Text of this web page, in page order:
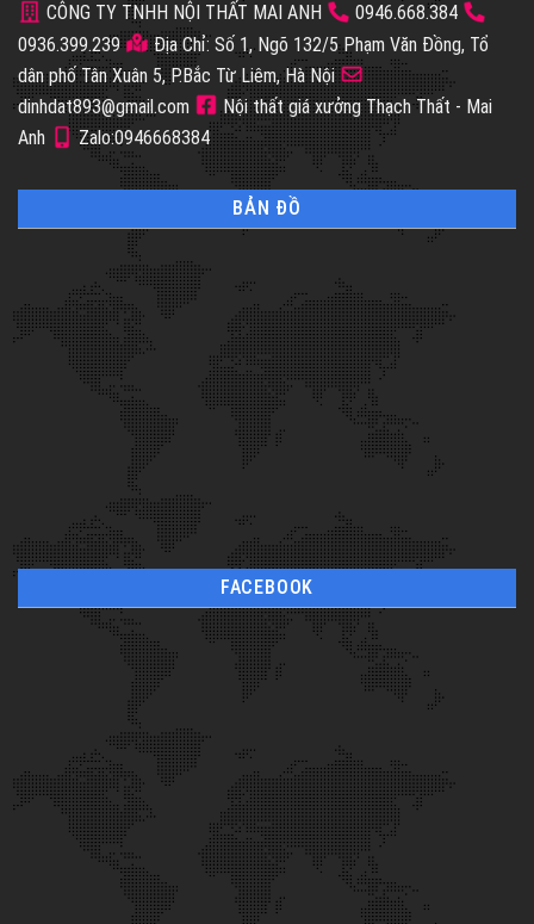
CÔNG TY TNHH NỘI THẤT MAI ANH
0946.668.384
0936.399.239
Địa Chỉ: Số 1, Ngõ 132/5 Phạm Văn Đồng, Tổ
dân phố Tân Xuân 5, P.Bắc Từ Liêm, Hà Nội
dinhdat893@gmail.com
Nội thất giá xưởng Thạch Thất - Mai
Anh
Zalo:0946668384
BẢN ĐỒ
FACEBOOK